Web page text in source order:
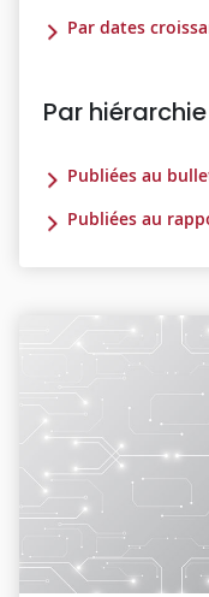
Par dates
Par
Publiées au
Publiées au